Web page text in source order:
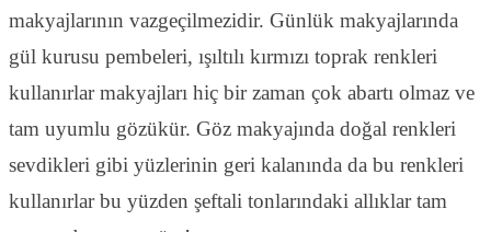
makyajlarının vazgeçilmezidir. Günlük makyajlarında
gül kurusu pembeleri, ışıltılı kırmızı toprak renkleri
kullanırlar makyajları hiç bir zaman çok abartı olmaz ve
tam uyumlu gözükür. Göz makyajında doğal renkleri
sevdikleri gibi yüzlerinin geri kalanında da bu renkleri
kullanırlar bu yüzden şeftali tonlarındaki allıklar tam